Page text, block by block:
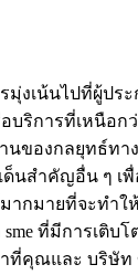
เน้นไปที่ผู้ประ
ริการที่เหนือก
นของกลยุทธ์ท
นสำคัญอื่น ๆ เ
กมายที่จะทำใ
ที่มีการเติบ
ที่คุณและ บริษั